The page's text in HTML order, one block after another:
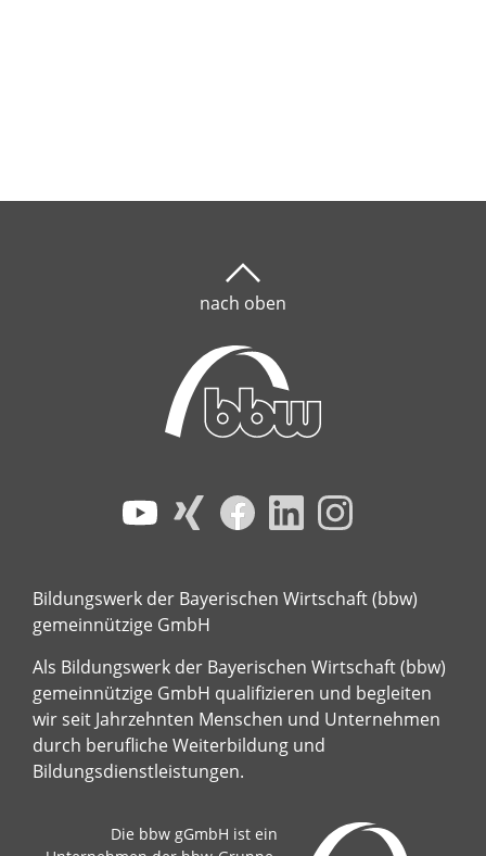
nach oben
Bildungswerk der Bayerischen Wirtschaft (bbw)
gemeinnützige GmbH
Als Bildungswerk der Bayerischen Wirtschaft (bbw)
gemeinnützige GmbH qualifizieren und begleiten
wir seit Jahrzehnten Menschen und Unternehmen
durch berufliche Weiterbildung und
Bildungsdienstleistungen.
Die bbw gGmbH ist ein